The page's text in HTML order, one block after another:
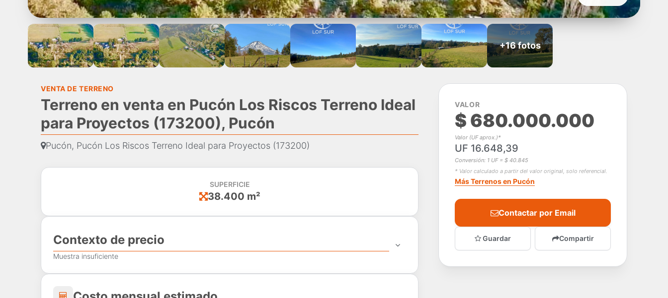
+16 fotos
VENTA DE TERRENO
Terreno en venta en Pucón Los Riscos Terreno Ideal
para Proyectos (173200), Pucón
Pucón, Pucón Los Riscos Terreno Ideal para Proyectos (173200)
SUPERFICIE
38.400 m²
Contexto de precio
Muestra insuficiente
VALOR
$ 680.000.000
Valor (UF aprox.)*
UF 16.648,39
Conversión: 1 UF = $ 40.845
* Valor calculado a partir del valor original, solo referencial.
Más Terrenos en Pucón
Contactar por Email
Guardar Compartir